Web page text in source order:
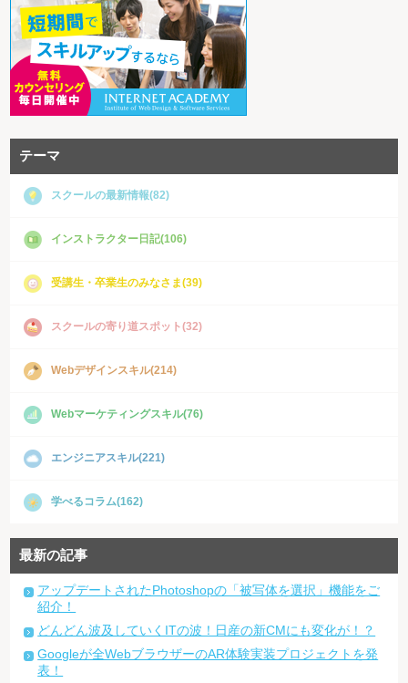
テーマ
スクールの最新情報(82)
インストラクター日記(106)
受講生・卒業生のみなさま(39)
スクールの寄り道スポット(32)
Webデザインスキル(214)
Webマーケティングスキル(76)
エンジニアスキル(221)
学べるコラム(162)
最新の記事
アップデートされたPhotoshopの「被写体を選択」機能をご
紹介！
どんどん波及していくITの波！日産の新CMにも変化が！？
Googleが全WebブラウザーのAR体験実装プロジェクトを発
表！